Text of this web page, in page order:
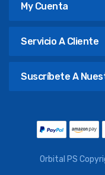
My Cuenta
Servicio A Cliente
Suscríbete A
Orbital PS